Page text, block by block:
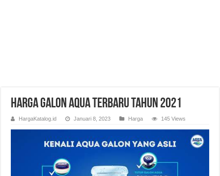
Harga Galon AquA Terbaru Tahun 2021
HargaKatalog.id Januari 8, 2023 Harga 145 Views